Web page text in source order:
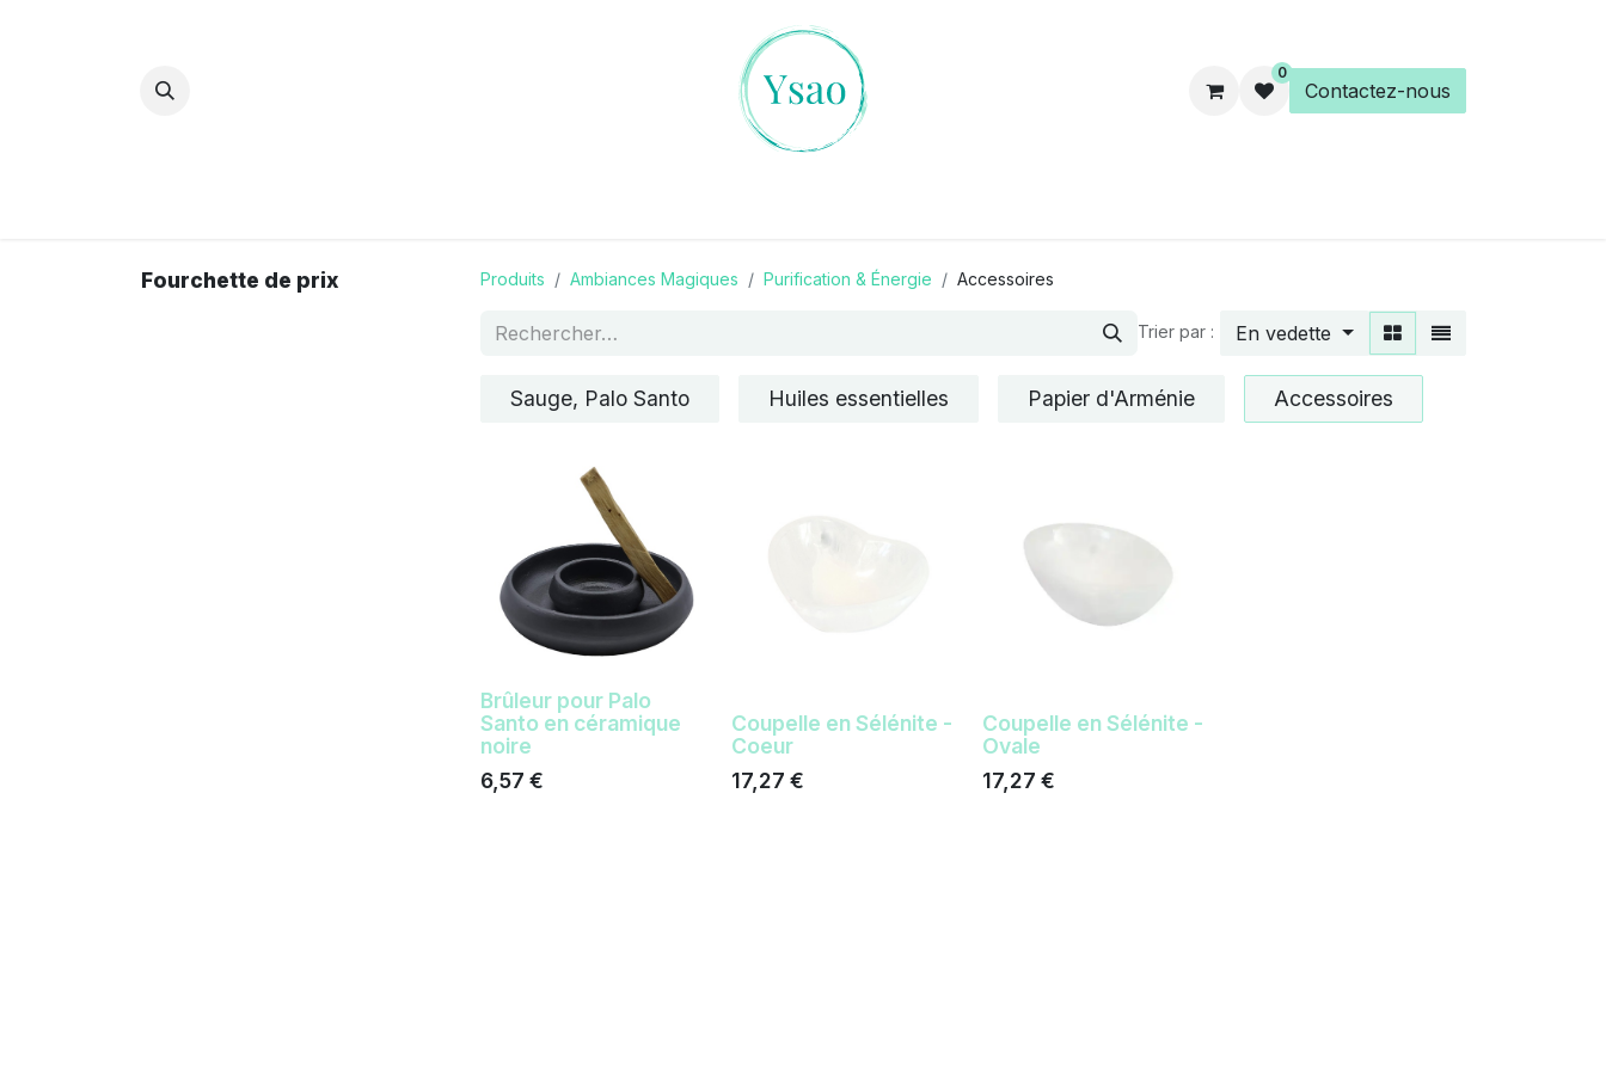
0
Contactez-nous
Fourchette de prix Produits Ambiances Magiques Purification & Énergie Accessoires
Trier par : En vedette
Sauge, Palo Santo Huiles essentielles Papier d'Arménie Accessoires
Brûleur pour Palo
Santo en céramique
noire
6,57 €
Coupelle en Sélénite -
Coeur
17,27 €
Coupelle en Sélénite -
Ovale
17,27 €